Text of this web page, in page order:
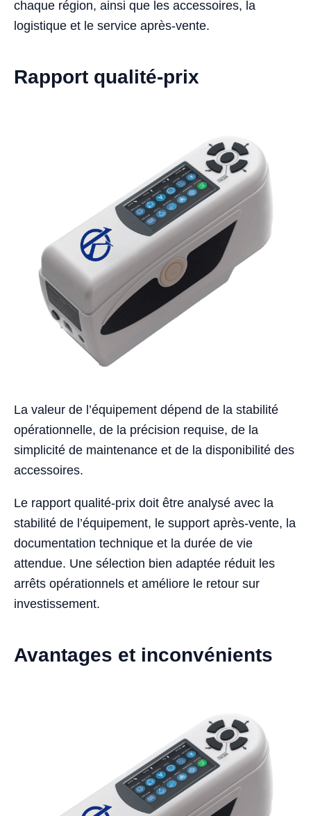
chaque région, ainsi que les accessoires, la
logistique et le service après-vente.
Rapport qualité-prix
La valeur de l’équipement dépend de la stabilité
opérationnelle, de la précision requise, de la
simplicité de maintenance et de la disponibilité des
accessoires.
Le rapport qualité-prix doit être analysé avec la
stabilité de l’équipement, le support après-vente, la
documentation technique et la durée de vie
attendue. Une sélection bien adaptée réduit les
arrêts opérationnels et améliore le retour sur
investissement.
Avantages et inconvénients